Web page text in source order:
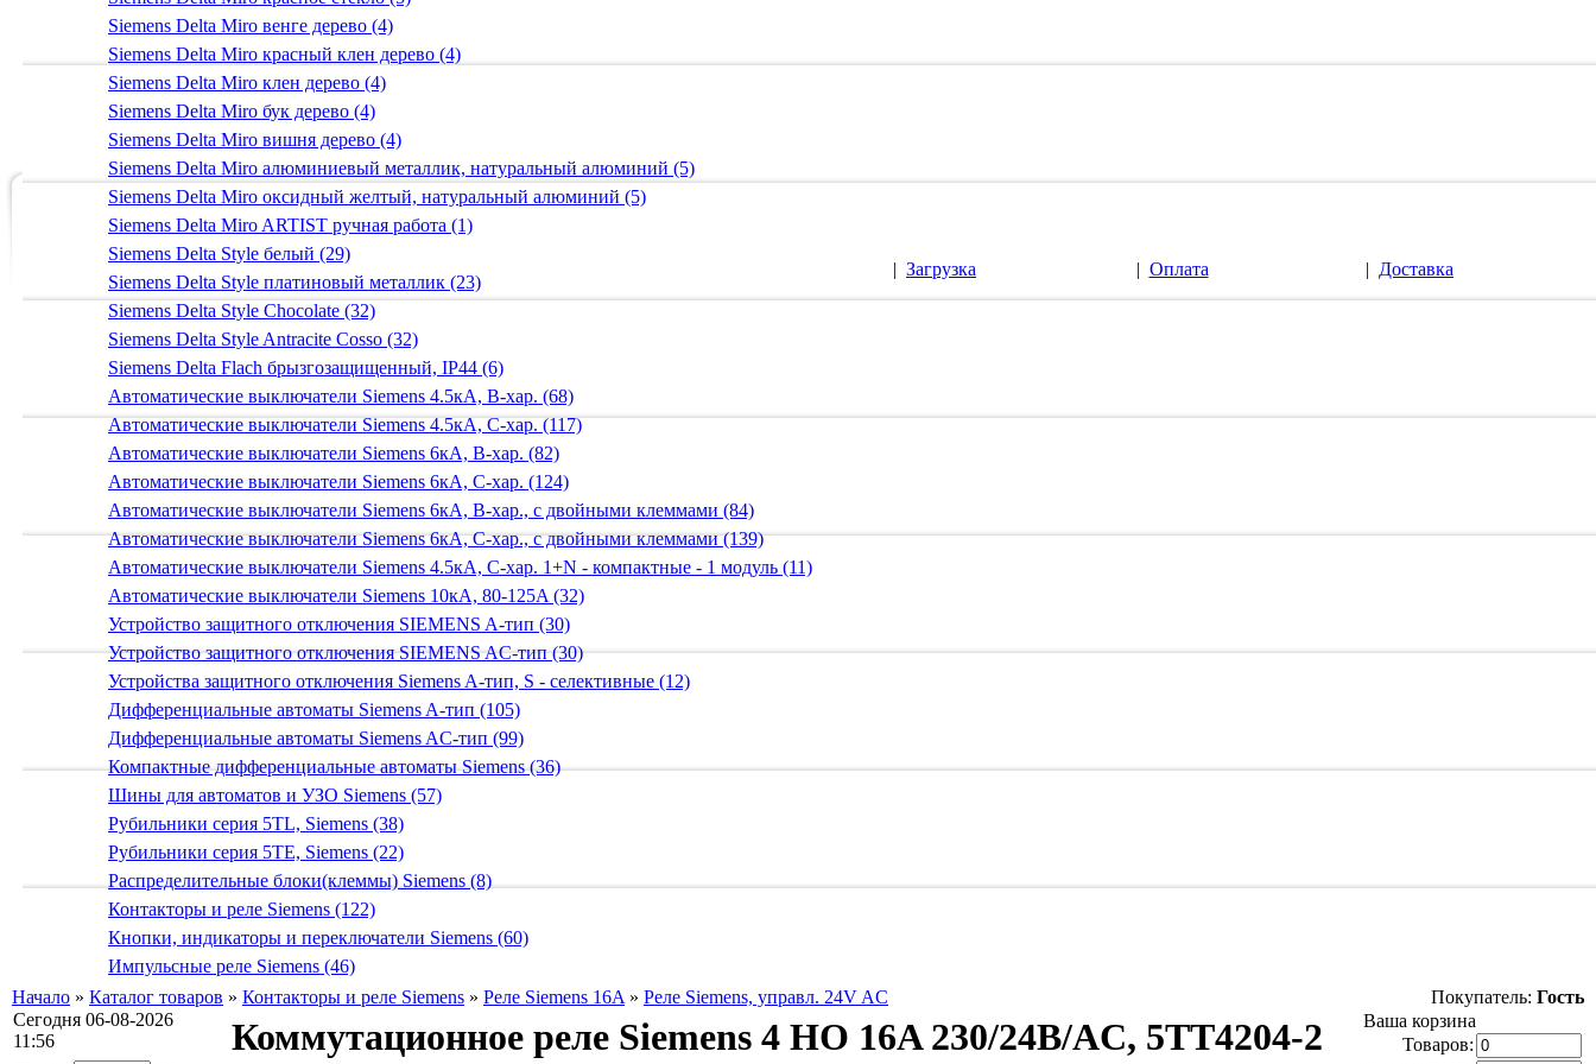
Siemens Delta Miro венге дерево (4)
Siemens Delta Miro красный клен дерево (4)
Siemens Delta Miro клен дерево (4)
Siemens Delta Miro бук дерево (4)
Siemens Delta Miro вишня дерево (4)
Siemens Delta Miro алюминиевый металлик, натуральный алюминий (5)
Siemens Delta Miro оксидный желтый, натуральный алюминий (5)
Siemens Delta Miro ARTIST ручная работа (1)
Siemens Delta Style белый (29)
Siemens Delta Style платиновый металлик (23)
Siemens Delta Style Chocolate (32)
Siemens Delta Style Antracite Cosso (32)
Siemens Delta Flach брызгозащищенный, IP44 (6)
Автоматические выключатели Siemens 4.5кА, B-хар. (68)
Автоматические выключатели Siemens 4.5кА, C-хар. (117)
Автоматические выключатели Siemens 6кА, B-хар. (82)
Автоматические выключатели Siemens 6кА, С-хар. (124)
Автоматические выключатели Siemens 6кА, B-хар., с двойными клеммами (84)
Автоматические выключатели Siemens 6кА, C-хар., с двойными клеммами (139)
Автоматические выключатели Siemens 4.5кА, C-хар. 1+N - компактные - 1 модуль (11)
Автоматические выключатели Siemens 10кА, 80-125A (32)
Устройство защитного отключения SIEMENS A-тип (30)
Устройство защитного отключения SIEMENS AС-тип (30)
Устройства защитного отключения Siemens A-тип, S - селективные (12)
Дифференциальные автоматы Siemens A-тип (105)
Дифференциальные автоматы Siemens AС-тип (99)
Компактные дифференциальные автоматы Siemens (36)
Шины для автоматов и УЗО Siemens (57)
Рубильники серия 5TL, Siemens (38)
Рубильники серия 5TE, Siemens (22)
Распределительные блоки(клеммы) Siemens (8)
Контакторы и реле Siemens (122)
Кнопки, индикаторы и переключатели Siemens (60)
Импульсные реле Siemens (46)
| Загрузка | Оплата | Доставка
Начало » Каталог товаров » Контакторы и реле Siemens » Реле Siemens 16A » Реле Siemens, управл. 24V AC Покупатель: Гость
Сегодня 06-08-2026
11:56
Коммутационное реле Siemens 4 НО 16A 230/24В/AC, 5TT4204-2
Ваша корзина
Товаров: